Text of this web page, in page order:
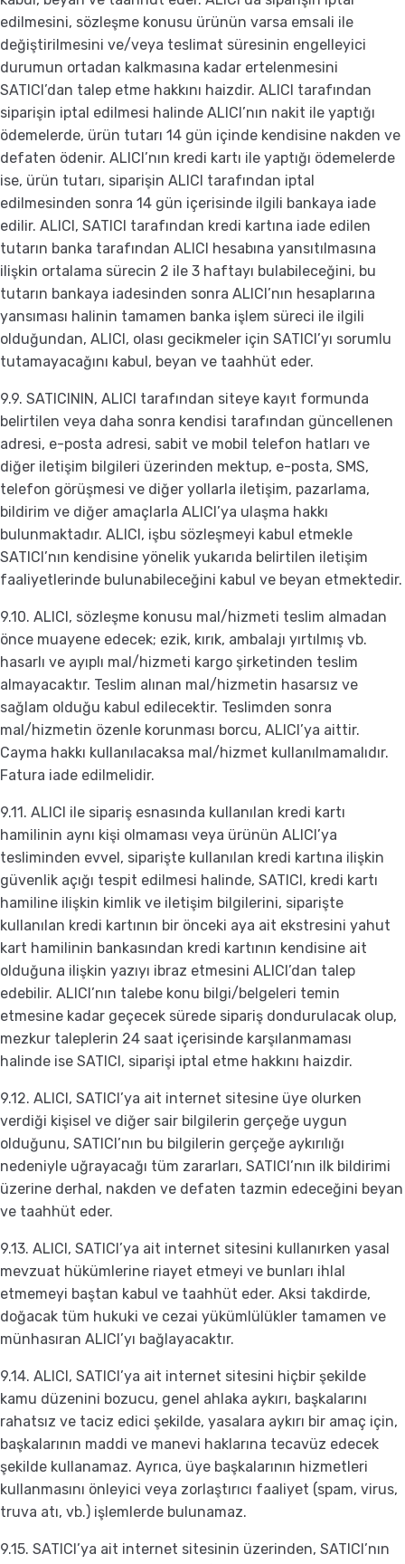
edilmesini, sözleşme konusu ürünün varsa emsali ile
değiştirilmesini ve/veya teslimat süresinin engelleyici
durumun ortadan kalkmasına kadar ertelenmesini
SATICI’dan talep etme hakkını haizdir. ALICI tarafından
siparişin iptal edilmesi halinde ALICI’nın nakit ile yaptığı
ödemelerde, ürün tutarı 14 gün içinde kendisine nakden ve
defaten ödenir. ALICI’nın kredi kartı ile yaptığı ödemelerde
ise, ürün tutarı, siparişin ALICI tarafından iptal
edilmesinden sonra 14 gün içerisinde ilgili bankaya iade
edilir. ALICI, SATICI tarafından kredi kartına iade edilen
tutarın banka tarafından ALICI hesabına yansıtılmasına
ilişkin ortalama sürecin 2 ile 3 haftayı bulabileceğini, bu
tutarın bankaya iadesinden sonra ALICI’nın hesaplarına
yansıması halinin tamamen banka işlem süreci ile ilgili
olduğundan, ALICI, olası gecikmeler için SATICI’yı sorumlu
tutamayacağını kabul, beyan ve taahhüt eder.
9.9. SATICININ, ALICI tarafından siteye kayıt formunda
belirtilen veya daha sonra kendisi tarafından güncellenen
adresi, e-posta adresi, sabit ve mobil telefon hatları ve
diğer iletişim bilgileri üzerinden mektup, e-posta, SMS,
telefon görüşmesi ve diğer yollarla iletişim, pazarlama,
bildirim ve diğer amaçlarla ALICI’ya ulaşma hakkı
bulunmaktadır. ALICI, işbu sözleşmeyi kabul etmekle
SATICI’nın kendisine yönelik yukarıda belirtilen iletişim
faaliyetlerinde bulunabileceğini kabul ve beyan etmektedir.
9.10. ALICI, sözleşme konusu mal/hizmeti teslim almadan
önce muayene edecek; ezik, kırık, ambalajı yırtılmış vb.
hasarlı ve ayıplı mal/hizmeti kargo şirketinden teslim
almayacaktır. Teslim alınan mal/hizmetin hasarsız ve
sağlam olduğu kabul edilecektir. Teslimden sonra
mal/hizmetin özenle korunması borcu, ALICI’ya aittir.
Cayma hakkı kullanılacaksa mal/hizmet kullanılmamalıdır.
Fatura iade edilmelidir.
9.11. ALICI ile sipariş esnasında kullanılan kredi kartı
hamilinin aynı kişi olmaması veya ürünün ALICI’ya
tesliminden evvel, siparişte kullanılan kredi kartına ilişkin
güvenlik açığı tespit edilmesi halinde, SATICI, kredi kartı
hamiline ilişkin kimlik ve iletişim bilgilerini, siparişte
kullanılan kredi kartının bir önceki aya ait ekstresini yahut
kart hamilinin bankasından kredi kartının kendisine ait
olduğuna ilişkin yazıyı ibraz etmesini ALICI’dan talep
edebilir. ALICI’nın talebe konu bilgi/belgeleri temin
etmesine kadar geçecek sürede sipariş dondurulacak olup,
mezkur taleplerin 24 saat içerisinde karşılanmaması
halinde ise SATICI, siparişi iptal etme hakkını haizdir.
9.12. ALICI, SATICI’ya ait internet sitesine üye olurken
verdiği kişisel ve diğer sair bilgilerin gerçeğe uygun
olduğunu, SATICI’nın bu bilgilerin gerçeğe aykırılığı
nedeniyle uğrayacağı tüm zararları, SATICI’nın ilk bildirimi
üzerine derhal, nakden ve defaten tazmin edeceğini beyan
ve taahhüt eder.
9.13. ALICI, SATICI’ya ait internet sitesini kullanırken yasal
mevzuat hükümlerine riayet etmeyi ve bunları ihlal
etmemeyi baştan kabul ve taahhüt eder. Aksi takdirde,
doğacak tüm hukuki ve cezai yükümlülükler tamamen ve
münhasıran ALICI’yı bağlayacaktır.
9.14. ALICI, SATICI’ya ait internet sitesini hiçbir şekilde
kamu düzenini bozucu, genel ahlaka aykırı, başkalarını
rahatsız ve taciz edici şekilde, yasalara aykırı bir amaç için,
başkalarının maddi ve manevi haklarına tecavüz edecek
şekilde kullanamaz. Ayrıca, üye başkalarının hizmetleri
kullanmasını önleyici veya zorlaştırıcı faaliyet (spam, virus,
truva atı, vb.) işlemlerde bulunamaz.
9.15. SATICI’ya ait internet sitesinin üzerinden, SATICI’nın